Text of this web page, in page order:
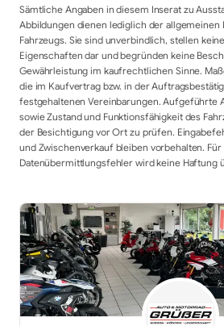
Sämtliche Angaben in diesem Inserat zu
Abbildungen dienen lediglich der
Fahrzeugs. Sie sind unverbindlich, stellen
Eigenschaften dar und begründen keine
Gewährleistung im kaufrechtlichen Sinne.
die im Kaufvertrag bzw. in der
festgehaltenen Vereinbarungen. Aufgeführte
sowie Zustand und Funktionsfähigkeit des
der Besichtigung vor Ort zu prüfen.
und Zwischenverkauf bleiben vorbehalten. Für
Datenübermittlungsfehler wird keine Haftung